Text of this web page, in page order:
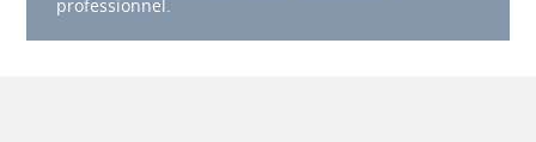
professionnel.